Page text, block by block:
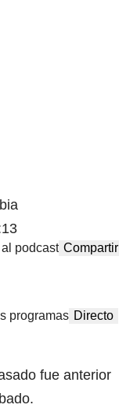
al podcast Compartir
programas Directo
fue anterior